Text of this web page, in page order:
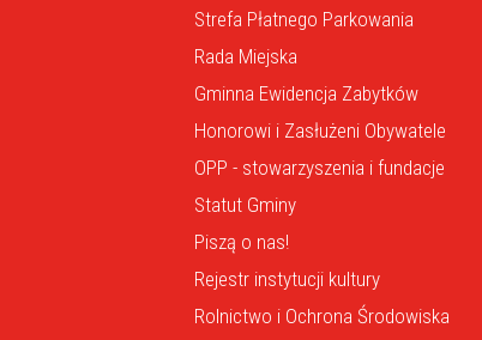
Strefa Płatnego Parkowania
Rada Miejska
Gminna Ewidencja Zabytków
Honorowi i Zasłużeni Obywatele
OPP - stowarzyszenia i fundacje
Statut Gminy
Piszą o nas!
Rejestr instytucji kultury
Rolnictwo i Ochrona Środowiska